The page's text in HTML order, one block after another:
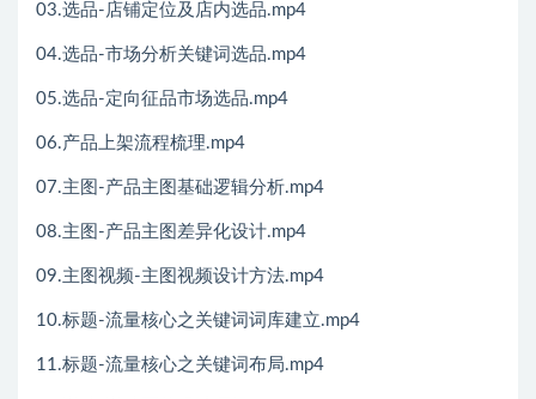
03.选品-店铺定位及店内选品.mp4
04.选品-市场分析关键词选品.mp4
05.选品-定向征品市场选品.mp4
06.产品上架流程梳理.mp4
07.主图-产品主图基础逻辑分析.mp4
08.主图-产品主图差异化设计.mp4
09.主图视频-主图视频设计方法.mp4
10.标题-流量核心之关键词词库建立.mp4
11.标题-流量核心之关键词布局.mp4